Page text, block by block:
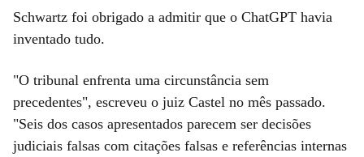
Schwartz foi obrigado a admitir que o ChatGPT havia
inventado tudo.
"O tribunal enfrenta uma circunstância sem
precedentes", escreveu o juiz Castel no mês passado.
"Seis dos casos apresentados parecem ser decisões
judiciais falsas com citações falsas e referências internas